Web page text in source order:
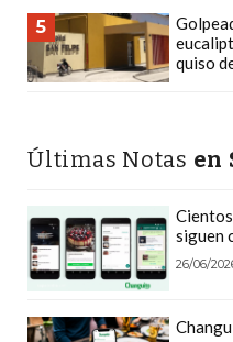
ENTRENO
CON
ASESORAMIENTO
ES
Y
CÓMO
FUNCIONA:
TIENDAS
5
quiso
Últimas Notas en
siguen
26/06/